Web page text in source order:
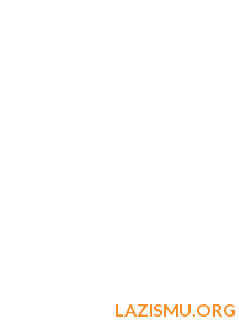
LAZISMU.ORG